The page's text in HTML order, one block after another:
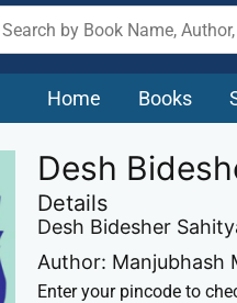
Home Books
Desh
Details
Desh Bidesher
Author: Manjubhash
Enter your pincode to